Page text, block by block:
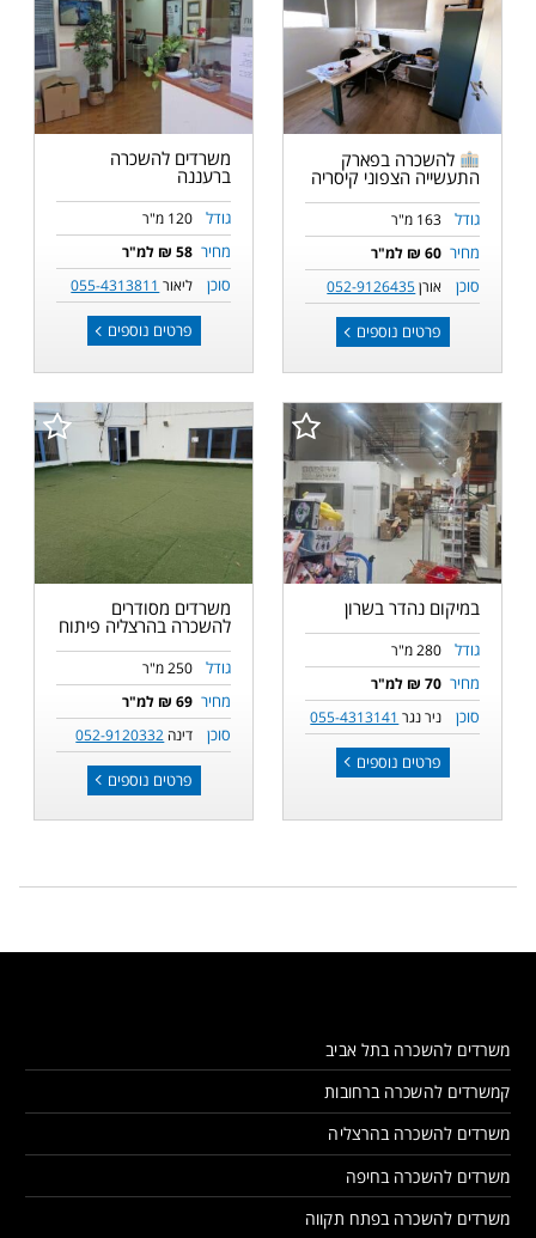
להשכרה בפארק
התעשייה הצפוני קיסריה
גודל 163 מ"ר
מחיר 60 ₪ למ"ר
סוכן אורן052-9126435
פרטים נוספים
משרדים להשכרה
ברעננה
גודל 120 מ"ר
מחיר 58 ₪ למ"ר
סוכן ליאור 055-4313811
פרטים נוספים
במיקום נהדר בשרון
גודל 280 מ"ר
מחיר 70 ₪ למ"ר
סוכן ניר נגר 055-4313141
פרטים נוספים
משרדים מסודרים
להשכרה בהרצליה פיתוח
גודל 250 מ"ר
מחיר 69 ₪ למ"ר
סוכן דינה 052-9120332
פרטים נוספים
משרדים להשכרה בתל אביב
קמשרדים להשכרה ברחובות
משרדים להשכרה בהרצליה
משרדים להשכרה בחיפה
משרדים להשכרה בפתח תקווה